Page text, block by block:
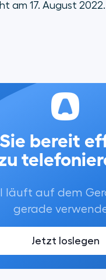
am 17. August 2022.
bereit
läuft auf dem
gerade
Jetzt loslegen